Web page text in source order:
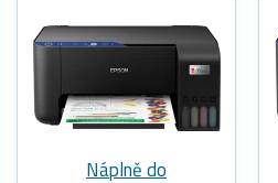
Náplně do